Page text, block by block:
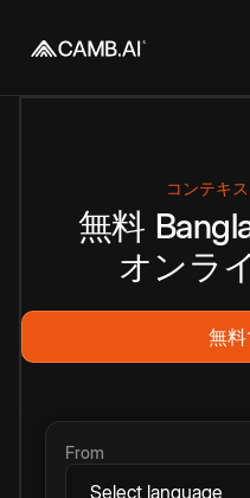
コンテキ
無料
オンラ
無
From